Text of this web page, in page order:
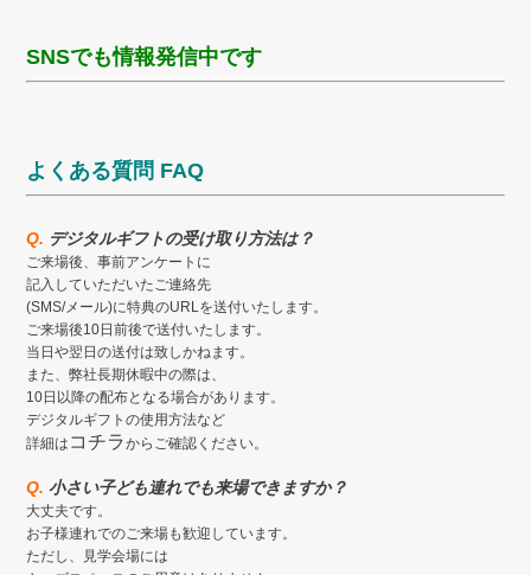
SNSでも情報発信中です
よくある質問 FAQ
Q. デジタルギフトの受け取り方法は？
ご来場後、事前アンケートに
記入していただいたご連絡先
(SMS/メール)に特典のURLを送付いたします。
ご来場後10日前後で送付いたします。
当日や翌日の送付は致しかねます。
また、弊社長期休暇中の際は、
10日以降の配布となる場合があります。
デジタルギフトの使用方法など
詳細は コチラからご確認ください。
Q.小さい子ども連れでも来場できますか？
大丈夫です。
お子様連れでのご来場も歓迎しています。
ただし、見学会場には